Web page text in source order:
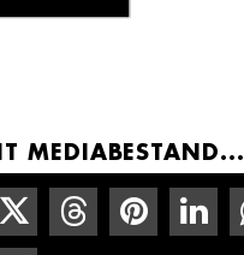
MEDIABESTAND...